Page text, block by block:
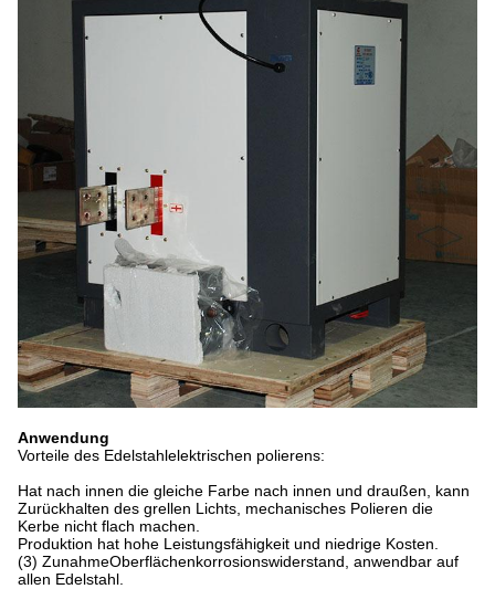
Anwendung
Vorteile des Edelstahlelektrischen polierens:
Hat nach innen die gleiche Farbe nach innen und draußen, kann
Zurückhalten des grellen Lichts, mechanisches Polieren die
Kerbe nicht flach machen.
Produktion hat hohe Leistungsfähigkeit und niedrige Kosten.
(3) ZunahmeOberflächenkorrosionswiderstand, anwendbar auf
allen Edelstahl.